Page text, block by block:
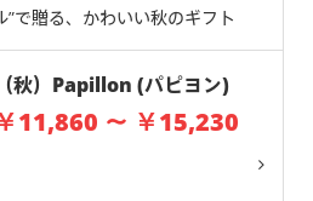
で贈る、かわいい秋のギフト
（秋）Papillon (パピヨン)
11,860 ～ ￥15,230